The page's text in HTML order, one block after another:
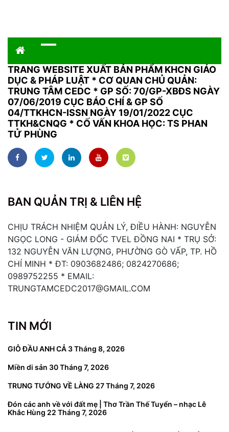
TRANG WEBSITE XUẤT BẢN PHẨM KHCN GIÁO
DỤC & PHÁP LUẬT * CƠ QUAN CHỦ QUẢN:
TRUNG TÂM CEDC * GP SỐ: 70/GP-XBĐS NGÀY
07/06/2019 CỤC BÁO CHÍ & GP SỐ
04/TTKHCN-ISSN NGÀY 19/01/2022 CỤC
TTKH&CNQG * CỐ VẤN KHOA HỌC: TS PHAN
TỬ PHÙNG
BAN QUẢN TRỊ & LIÊN HỆ
CHỊU TRÁCH NHIỆM QUẢN LÝ, ĐIỀU HÀNH: NGUYỄN
NGỌC LONG - GIÁM ĐỐC TVEL ĐỒNG NAI * TRỤ SỞ:
132 NGUYỄN VĂN LƯỢNG, PHƯỜNG GÒ VẤP, TP. HỒ
CHÍ MINH * ĐT: 0903682486; 0824270686;
0989752255 * EMAIL:
TRUNGTAMCEDC2017@GMAIL.COM
TIN MỚI
GIỖ ĐẦU ANH CẢ 3 Tháng 8, 2026
Miền di sản 30 Tháng 7, 2026
TRUNG TƯỚNG VỀ LÀNG 27 Tháng 7, 2026
Đón các anh về với đất mẹ | Thơ Trần Thế Tuyển – nhạc Lê
Khắc Hùng 22 Tháng 7, 2026